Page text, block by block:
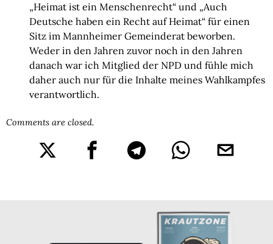
„Heimat ist ein Menschenrecht“ und „Auch
Deutsche haben ein Recht auf Heimat“ für einen
Sitz im Mannheimer Gemeinderat beworben.
Weder in den Jahren zuvor noch in den Jahren
danach war ich Mitglied der NPD und fühle mich
daher auch nur für die Inhalte meines Wahlkampfes
verantwortlich.
Comments are closed.